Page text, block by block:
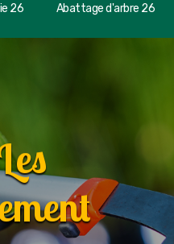
26 Abattage d'arbre 26